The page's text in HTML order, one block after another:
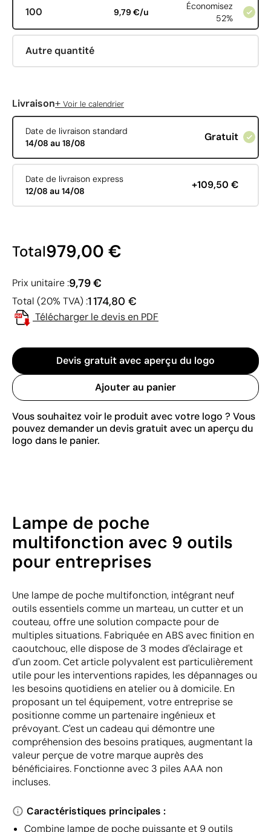
100 9,79 €/u
Économisez
52%
Autre quantité
Livraison+ Voir le calendrier
Date de livraison standard
14/08 au 18/08
Gratuit
Date de livraison express
12/08 au 14/08
+109,50 €
Total979,00 €
Prix unitaire :9,79 €
Total (20% TVA) :1 174,80 €
Télécharger le devis en PDF
Devis gratuit avec aperçu du logo
Ajouter au panier
Vous souhaitez voir le produit avec votre logo ? Vous
pouvez demander un devis gratuit avec un aperçu du
logo dans le panier.
Lampe de poche
multifonction avec 9 outils
pour entreprises
Une lampe de poche multifonction, intégrant neuf
outils essentiels comme un marteau, un cutter et un
couteau, offre une solution compacte pour de
multiples situations. Fabriquée en ABS avec finition en
caoutchouc, elle dispose de 3 modes d'éclairage et
d'un zoom. Cet article polyvalent est particulièrement
utile pour les interventions rapides, les dépannages ou
les besoins quotidiens en atelier ou à domicile. En
proposant un tel équipement, votre entreprise se
positionne comme un partenaire ingénieux et
prévoyant. C'est un cadeau qui démontre une
compréhension des besoins pratiques, augmentant la
valeur perçue de votre marque auprès des
bénéficiaires. Fonctionne avec 3 piles AAA non
incluses.
Caractéristiques principales :
Combine lampe de poche puissante et 9 outils